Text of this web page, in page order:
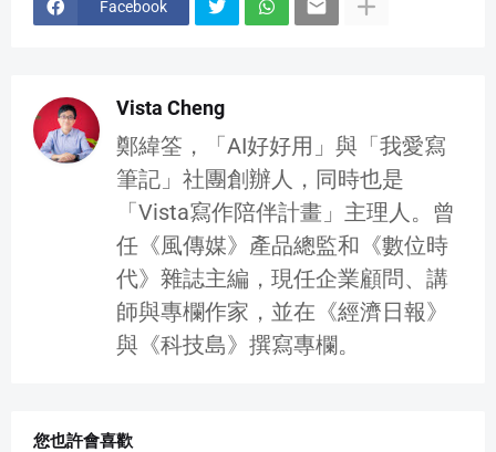
Facebook
Vista Cheng
鄭緯筌，「AI好好用」與「我愛寫
筆記」社團創辦人，同時也是
「Vista寫作陪伴計畫」主理人。曾
任《風傳媒》產品總監和《數位時
代》雜誌主編，現任企業顧問、講
師與專欄作家，並在《經濟日報》
與《科技島》撰寫專欄。
您也許會喜歡